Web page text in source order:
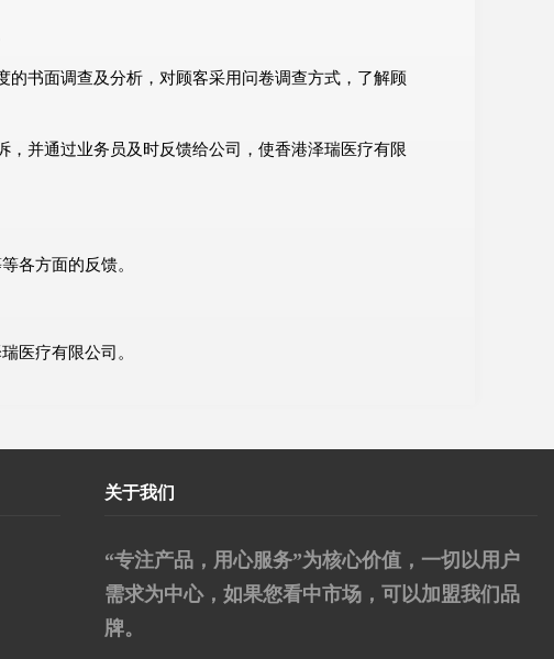
书面调查及分析，对顾客采用问卷调查方式，了解顾
并通过业务员及时反馈给公司，使香港泽瑞医疗有限
各方面的反馈。
医疗有限公司。
关于我们
“专注产品，用心服务”为核心价值，一切以用户
需求为中心，如果您看中市场，可以加盟我们品
牌。